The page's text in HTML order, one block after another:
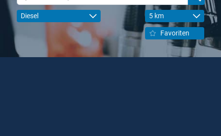
Diesel 5 km
Favoriten